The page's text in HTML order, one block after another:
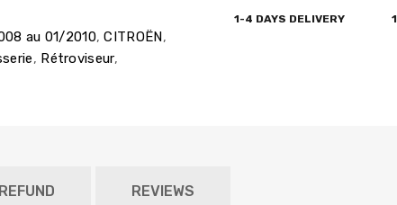
au 01/2010, CITROËN ,
, Rétroviseur,
1-4 DAYS DELIVERY
REVIEWS